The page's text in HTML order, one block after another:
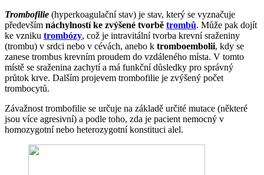
Trombofilie (hyperkoagulační stav) je stav, který se vyznačuje
především náchylností ke zvýšené tvorbě trombů. Může pak dojít
ke vzniku trombózy, což je intravitální tvorba krevní sraženiny
(trombu) v srdci nebo v cévách, anebo k tromboembolii, kdy se
zanese trombus krevním proudem do vzdáleného místa. V tomto
místě se sraženina zachytí a má funkční důsledky pro správný
průtok krve. Dalším projevem trombofilie je zvýšený počet
trombocytů.
Závažnost trombofilie se určuje na základě určité mutace (některé
jsou více agresivní) a podle toho, zda je pacient nemocný v
homozygotní nebo heterozygotní konstituci alel.